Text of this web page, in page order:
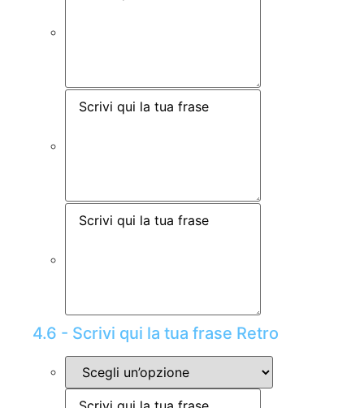
4.6 - Scrivi qui la tua frase Retro